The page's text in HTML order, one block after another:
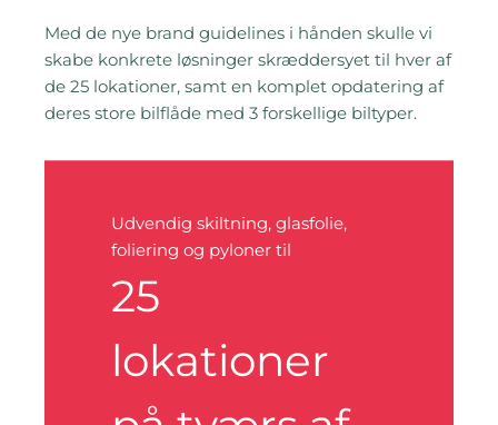
Med de nye brand guidelines i hånden skulle vi
skabe konkrete løsninger skræddersyet til hver af
de 25 lokationer, samt en komplet opdatering af
deres store bilflåde med 3 forskellige biltyper.
Udvendig skiltning, glasfolie,
foliering og pyloner til
25
lokationer